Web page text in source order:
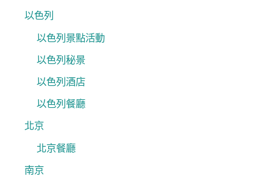
以色列
以色列景點活動
以色列秘景
以色列酒店
以色列餐廳
北京
北京餐廳
南京